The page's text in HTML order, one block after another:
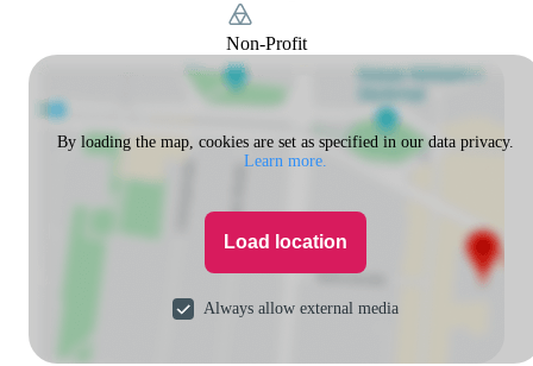
Non-Profit
By loading the map, cookies are set as specified in our data privacy.
Learn more.
Load location
Always allow external media